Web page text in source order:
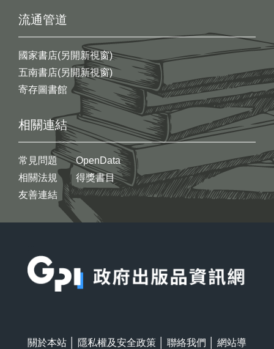
流通管道
國家書店(另開新視窗)
五南書店(另開新視窗)
寄存圖書館
相關連結
常見問題
相關法規
友善連結
OpenData
得獎書目
關於本站 隱私權及安全政策 聯絡我們
網站導